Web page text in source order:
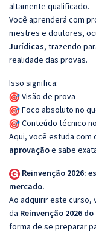
altamente qualificado.
Você aprenderá com
mestres e doutores,
Jurídicas, trazendo
realidade das provas.
Isso significa:
Visão de prova
Foco absoluto no
Conteúdo técnico
Aqui, você estuda com
aprovaçãoe sabe
Reinvenção 2026:
mercado.
Ao adquirir este curso,
da Reinvenção 2026
forma de se preparar